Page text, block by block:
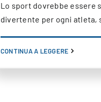
Lo sport dovrebbe essere
divertente per ogni
CONTINUA A LEGGERE